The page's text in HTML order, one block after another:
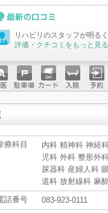
の口コミ
リハビリのスタッフが明る
評価・クチコミをもっと見る
駐車場クレジ
ットカ
入院 予約
療科目
内科 精神科 神経
児科 外科 整形外
尿器科 産婦人科
道科 放射線科 麻
話番号
083-923-0111